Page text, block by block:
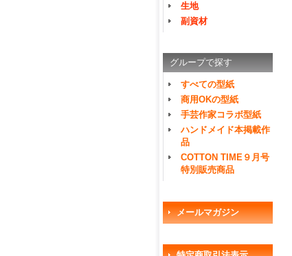
生地
副資材
グループで探す
すべての型紙
商用OKの型紙
手芸作家コラボ型紙
ハンドメイド本掲載作
品
COTTON TIME９月号
特別販売商品
メールマガジン